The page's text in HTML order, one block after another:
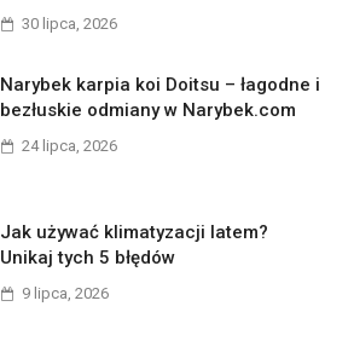
30 lipca, 2026
Narybek karpia koi Doitsu – łagodne i
bezłuskie odmiany w Narybek.com
24 lipca, 2026
Jak używać klimatyzacji latem?
Unikaj tych 5 błędów
9 lipca, 2026